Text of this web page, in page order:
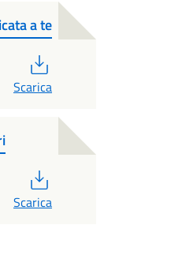
a te
Scarica
Scarica